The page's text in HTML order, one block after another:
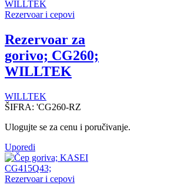
Rezervoar i cepovi
Rezervoar za
gorivo; CG260;
WILLTEK
WILLTEK
ŠIFRA: 'CG260-RZ
Ulogujte se za cenu i poručivanje.
Uporedi
Rezervoar i cepovi